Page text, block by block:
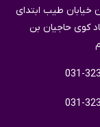
خیابان طیب ابتدای
کوی حاجیان بن